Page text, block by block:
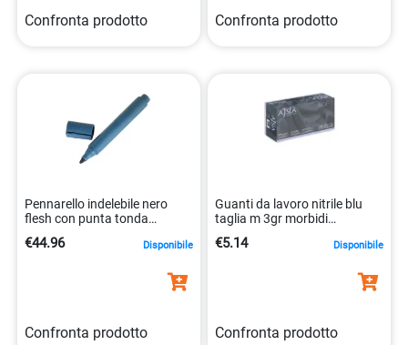
Confronta prodotto Confronta prodotto
Pennarello indelebile nero
flesh con punta tonda
5055750466120
€44.96 Disponibile
Confronta prodotto
Guanti da lavoro nitrile blu
taglia m 3gr morbidi
8014114001992
€5.14 Disponibile
Confronta prodotto